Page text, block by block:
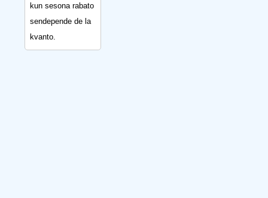
kun sesona rabato
sendepende de la
kvanto.